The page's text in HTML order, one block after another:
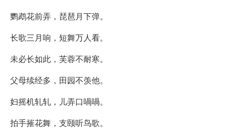
鹦鹉花前弄，琵琶月下弹。
长歌三月响，短舞万人看。
未必长如此，芙蓉不耐寒。
父母续经多，田园不羡他。
妇摇机轧轧，儿弄口喎喎。
拍手摧花舞，支颐听鸟歌。